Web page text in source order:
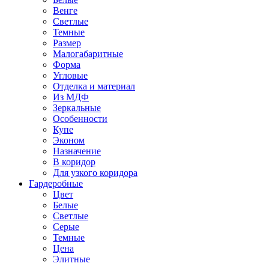
Венге
Светлые
Темные
Размер
Малогабаритные
Форма
Угловые
Отделка и материал
Из МДФ
Зеркальные
Особенности
Купе
Эконом
Назначение
В коридор
Для узкого коридора
Гардеробные
Цвет
Белые
Светлые
Серые
Темные
Цена
Элитные